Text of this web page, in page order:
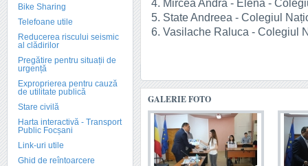
Bike Sharing
Telefoane utile
Reducerea riscului seismic
al clădirilor
Pregătire pentru situații de
urgență
Exproprierea pentru cauză
de utilitate publică
Stare civilă
Harta interactivă - Transport
Public Focșani
Link-uri utile
Ghid de reîntoarcere
4. Mircea Andra - Elena -
5. State Andreea - Colegiul
6. Vasilache Raluca - Colegiul
GALERIE FOTO